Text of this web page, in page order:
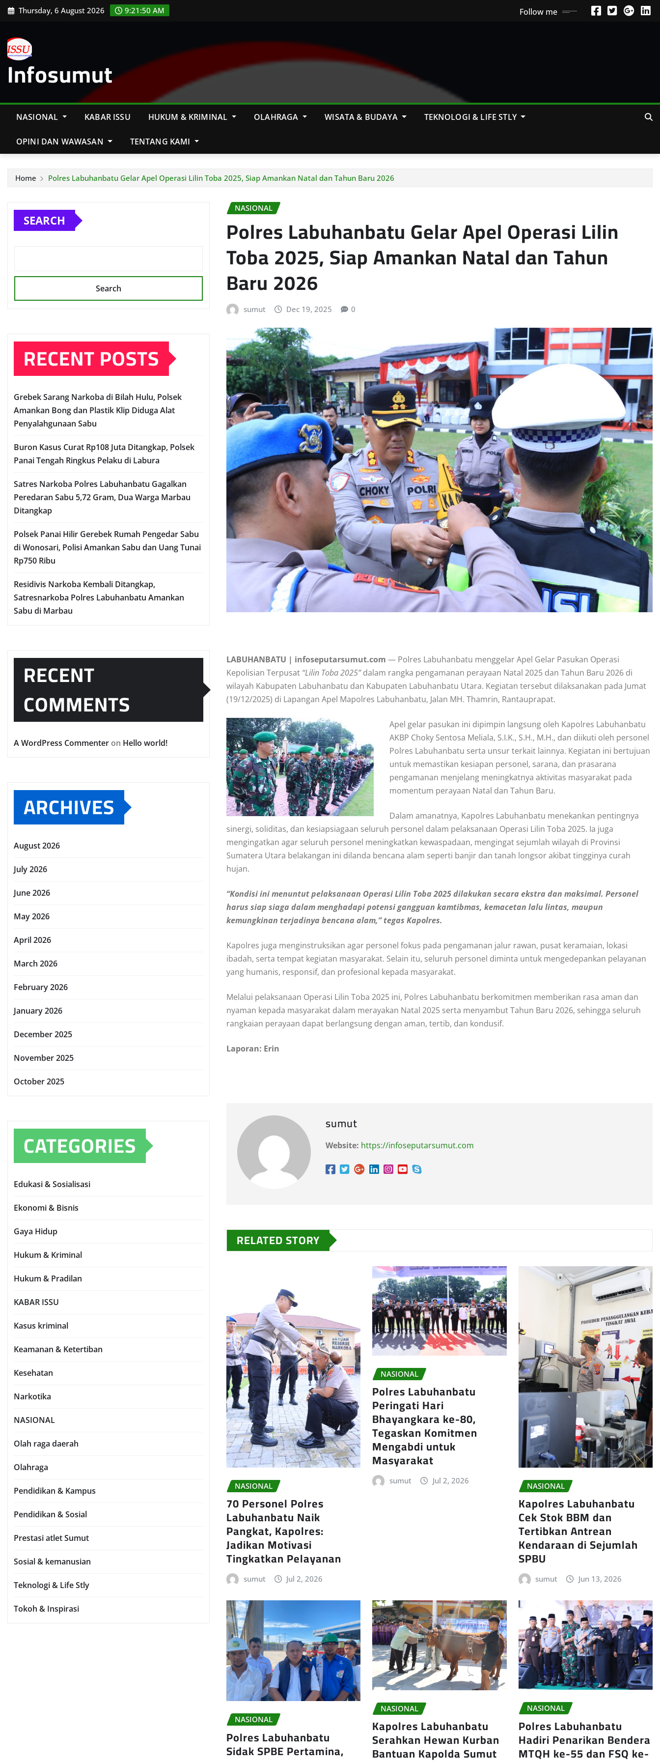
Skip Thursday, 6 August 2026 9:21:51 AM Follow me
Infosumut
NASIONAL KABAR ISSU HUKUM & KRIMINAL OLAHRAGA WISATA & BUDAYA TEKNOLOGI & LIFE STLY
OPINI DAN WAWASAN TENTANG KAMI
Home Polres Labuhanbatu Gelar Apel Operasi Lilin Toba 2025, Siap Amankan Natal dan Tahun Baru 2026
SEARCH
Search
RECENT POSTS
Grebek Sarang Narkoba di Bilah Hulu, Polsek
Amankan Bong dan Plastik Klip Diduga Alat
Penyalahgunaan Sabu
Buron Kasus Curat Rp108 Juta Ditangkap, Polsek
Panai Tengah Ringkus Pelaku di Labura
Satres Narkoba Polres Labuhanbatu Gagalkan
Peredaran Sabu 5,72 Gram, Dua Warga Marbau
Ditangkap
Polsek Panai Hilir Gerebek Rumah Pengedar Sabu
di Wonosari, Polisi Amankan Sabu dan Uang Tunai
Rp750 Ribu
Residivis Narkoba Kembali Ditangkap,
Satresnarkoba Polres Labuhanbatu Amankan
Sabu di Marbau
RECENT
COMMENTS
A WordPress Commenter on Hello world!
ARCHIVES
August 2026
July 2026
June 2026
May 2026
April 2026
March 2026
February 2026
January 2026
December 2025
November 2025
October 2025
CATEGORIES
Edukasi & Sosialisasi
Ekonomi & Bisnis
Gaya Hidup
Hukum & Kriminal
Hukum & Pradilan
KABAR ISSU
Kasus kriminal
Keamanan & Ketertiban
Kesehatan
Narkotika
NASIONAL
Olah raga daerah
Olahraga
Pendidikan & Kampus
Pendidikan & Sosial
Prestasi atlet Sumut
Sosial & kemanusian
Teknologi & Life Stly
Tokoh & Inspirasi
NASIONAL
Polres Labuhanbatu Gelar Apel Operasi Lilin
Toba 2025, Siap Amankan Natal dan Tahun
Baru 2026
sumut Dec 19, 2025 0
LABUHANBATU | infoseputarsumut.com — Polres Labuhanbatu menggelar Apel Gelar Pasukan Operasi
Kepolisian Terpusat “Lilin Toba 2025”dalam rangka pengamanan perayaan Natal 2025 dan Tahun Baru 2026 di
wilayah Kabupaten Labuhanbatu dan Kabupaten Labuhanbatu Utara. Kegiatan tersebut dilaksanakan pada Jumat
(19/12/2025) di Lapangan Apel Mapolres Labuhanbatu, Jalan MH. Thamrin, Rantauprapat.
Apel gelar pasukan ini dipimpin langsung oleh Kapolres Labuhanbatu
AKBP Choky Sentosa Meliala, S.I.K., S.H., M.H., dan diikuti oleh personel
Polres Labuhanbatu serta unsur terkait lainnya. Kegiatan ini bertujuan
untuk memastikan kesiapan personel, sarana, dan prasarana
pengamanan menjelang meningkatnya aktivitas masyarakat pada
momentum perayaan Natal dan Tahun Baru.
Dalam amanatnya, Kapolres Labuhanbatu menekankan pentingnya
sinergi, soliditas, dan kesiapsiagaan seluruh personel dalam pelaksanaan Operasi Lilin Toba 2025. Ia juga
mengingatkan agar seluruh personel meningkatkan kewaspadaan, mengingat sejumlah wilayah di Provinsi
Sumatera Utara belakangan ini dilanda bencana alam seperti banjir dan tanah longsor akibat tingginya curah
hujan.
“Kondisi ini menuntut pelaksanaan Operasi Lilin Toba 2025 dilakukan secara ekstra dan maksimal. Personel
harus siap siaga dalam menghadapi potensi gangguan kamtibmas, kemacetan lalu lintas, maupun
kemungkinan terjadinya bencana alam,” tegas Kapolres.
Kapolres juga menginstruksikan agar personel fokus pada pengamanan jalur rawan, pusat keramaian, lokasi
ibadah, serta tempat kegiatan masyarakat. Selain itu, seluruh personel diminta untuk mengedepankan pelayanan
yang humanis, responsif, dan profesional kepada masyarakat.
Melalui pelaksanaan Operasi Lilin Toba 2025 ini, Polres Labuhanbatu berkomitmen memberikan rasa aman dan
nyaman kepada masyarakat dalam merayakan Natal 2025 serta menyambut Tahun Baru 2026, sehingga seluruh
rangkaian perayaan dapat berlangsung dengan aman, tertib, dan kondusif.
Laporan: Erin
sumut
Website: https://infoseputarsumut.com
RELATED STORY
NASIONAL
70 Personel Polres
Labuhanbatu Naik
Pangkat, Kapolres:
Jadikan Motivasi
Tingkatkan Pelayanan
sumut Jul 2, 2026
NASIONAL
Polres Labuhanbatu
Peringati Hari
Bhayangkara ke-80,
Tegaskan Komitmen
Mengabdi untuk
Masyarakat
sumut Jul 2, 2026
NASIONAL
Kapolres Labuhanbatu
Cek Stok BBM dan
Tertibkan Antrean
Kendaraan di Sejumlah
SPBU
sumut Jun 13, 2026
NASIONAL
Polres Labuhanbatu
Sidak SPBE Pertamina,
NASIONAL
Kapolres Labuhanbatu
Serahkan Hewan Kurban
Bantuan Kapolda Sumut
NASIONAL
Polres Labuhanbatu
Hadiri Penarikan Bendera
MTQH ke-55 dan FSQ ke-